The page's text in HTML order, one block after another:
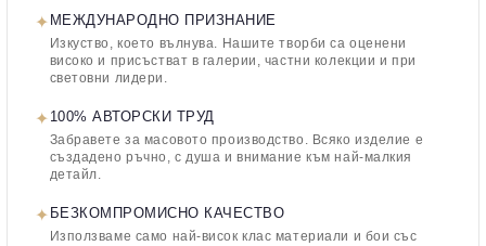
✦ МЕЖДУНАРОДНО ПРИЗНАНИЕ
Изкуство, което вълнува. Нашите творби са оценени
високо и присъстват в галерии, частни колекции и при
световни лидери.
✦ 100% АВТОРСКИ ТРУД
Забравете за масовото производство. Всяко изделие е
създадено ръчно, с душа и внимание към най-малкия
детайл.
✦ БЕЗКОМПРОМИСНО КАЧЕСТВО
Използваме само най-висок клас материали и бои със